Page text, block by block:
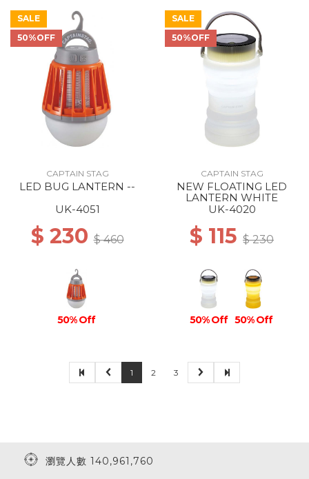
SALE
50%OFF
CAPTAIN STAG
LED BUG LANTERN --
UK-4051
$ 230$ 460
50% Off
SALE
50%OFF
CAPTAIN STAG
NEW FLOATING LED
LANTERN WHITE
UK-4020
$ 115 $ 230
50% Off 50% Off
1 2 3
瀏覽人數 140,961,760